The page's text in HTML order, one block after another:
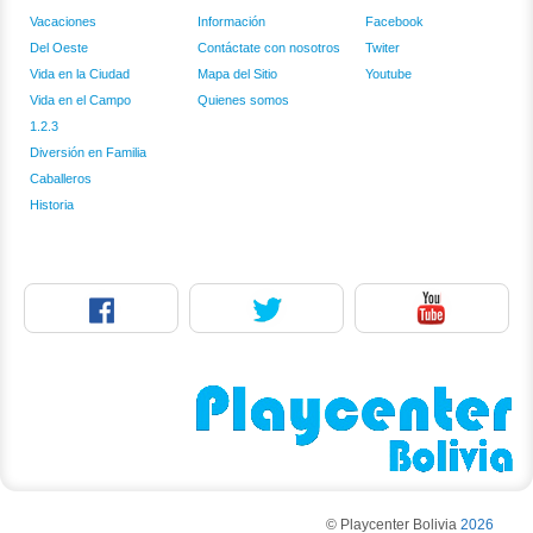
Vacaciones
Del Oeste
Vida en la Ciudad
Vida en el Campo
1.2.3
Diversión en Familia
Caballeros
Historia
Información
Contáctate con nosotros
Mapa del Sitio
Quienes somos
Facebook
Twiter
Youtube
© Playcenter Bolivia 2026